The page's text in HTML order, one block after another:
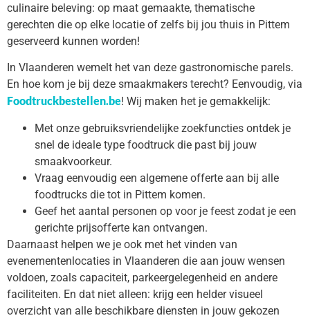
culinaire beleving: op maat gemaakte, thematische
gerechten die op elke locatie of zelfs bij jou thuis in Pittem
geserveerd kunnen worden!
In Vlaanderen wemelt het van deze gastronomische parels.
En hoe kom je bij deze smaakmakers terecht? Eenvoudig, via
Foodtruckbestellen.be! Wij maken het je gemakkelijk:
Met onze gebruiksvriendelijke zoekfuncties ontdek je
snel de ideale type foodtruck die past bij jouw
smaakvoorkeur.
Vraag eenvoudig een algemene offerte aan bij alle
foodtrucks die tot in Pittem komen.
Geef het aantal personen op voor je feest zodat je een
gerichte prijsofferte kan ontvangen.
Daarnaast helpen we je ook met het vinden van
evenementenlocaties in Vlaanderen die aan jouw wensen
voldoen, zoals capaciteit, parkeergelegenheid en andere
faciliteiten. En dat niet alleen: krijg een helder visueel
overzicht van alle beschikbare diensten in jouw gekozen